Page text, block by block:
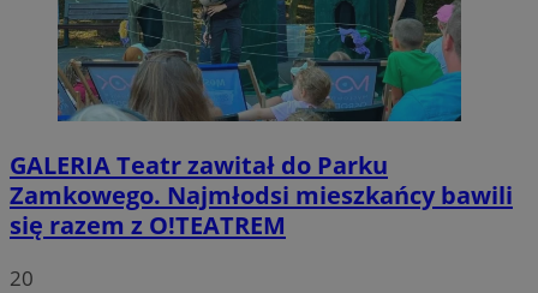
GALERIATeatr zawitał do Parku
Zamkowego. Najmłodsi mieszkańcy bawili
się razem z O!TEATREM
20